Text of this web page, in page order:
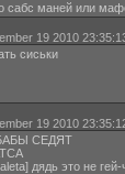
сабс маней или
19 2010
сиськи
19 2010
СЕДЯТ
дядь это не